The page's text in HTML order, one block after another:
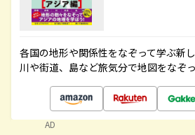
各国の地形や関係性をなぞって学ぶ新
川や街道、島など旅気分で地図をなぞ
AD